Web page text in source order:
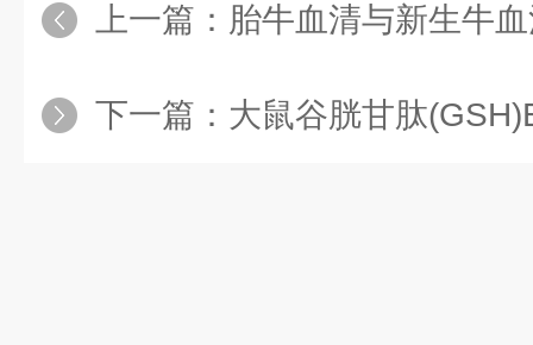
上一篇： 胎牛血清与新生牛
下一篇： 大鼠谷胱甘肽